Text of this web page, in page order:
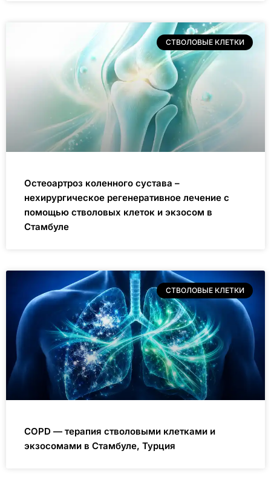
СТВОЛОВЫЕ КЛЕТКИ
Остеоартроз коленного сустава –
нехирургическое регенеративное лечение с
помощью стволовых клеток и экзосом в
Стамбуле
СТВОЛОВЫЕ КЛЕТКИ
COPD — терапия стволовыми клетками и
экзосомами в Стамбуле, Турция